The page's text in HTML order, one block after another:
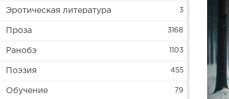
Эротическая литература 3
Проза 3168
Ранобэ 1103
Поэзия 455
Обучение 79